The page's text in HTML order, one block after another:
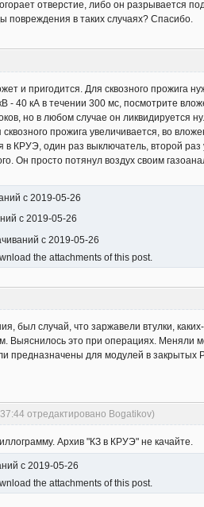
отверстие, либо он разрывается
повреждения в таких случаях? Спасибо.
и пригодится. Для сквозного прожига
- 40 кА в течении 300 мс, посмотрите
но в любом случае он
прожига увеличивается, во
в КРУЭ, один раз выключатель, второй
Он просто потянул воздух своим
с 2019-05-26
с 2019-05-26
с 2019-05-26
the attachments of this post.
был случай, что заржавели втулки,
Выяснилось это при операциях. Меняли
предназначены для модулей в закрытых
отредактировано Bogatikov)
Архив "КЗ в КРУЭ" не качайте.
с 2019-05-26
the attachments of this post.